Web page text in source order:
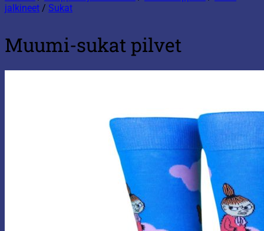
jalkineet / Sukat
Muumi-sukat pilvet